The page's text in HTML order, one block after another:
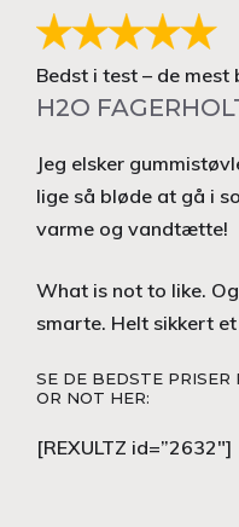
Bedst i test – de
H2O
Jeg elsker
lige så bløde at gå i
varme og vandtætte!
What is not to like.
smarte. Helt sikkert
SE DE BEDSTE PRISER
OR NOT HER:
[REXULTZ id=”2632″]